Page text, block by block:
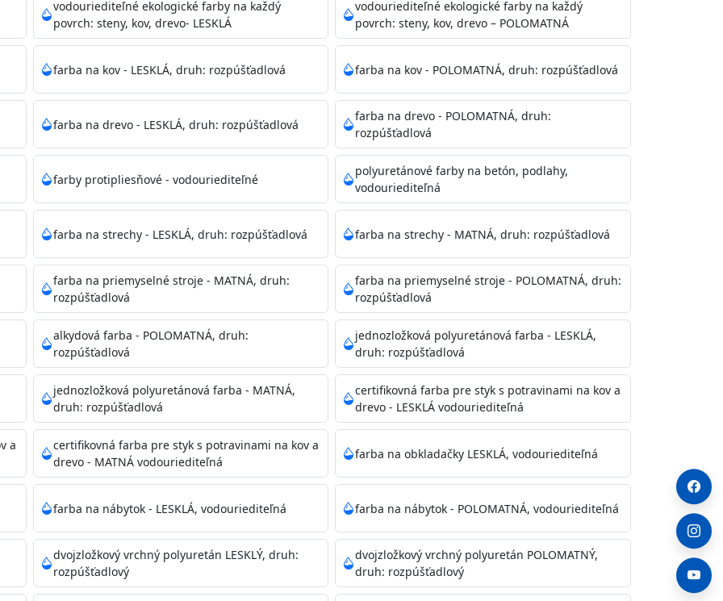
škôlky, telocvične, a samozrejme je
(trieda 2 podľa EN 13300) pri
povrchov. Má vynikajúcu kryciu schopnosť,
tónovať v bohatej škále odtieňov.
Pantone
spôsobu aplikácie. Dobre premiešajte a občas opakujte aj počas náteru. Naneste jednu
farba zasychá na dotyk po 30-60min./23°C po dokonalom preschnutí minimálne 3-
Doba schnutia je závislá na poveternostných podmienkach s vyššou vlhkosťou a nižšou
alebo pri relatívnej vlhkosti nad 80%.
na bezpečnú likvidáciu.
vodouriediteľné ekologické farby na každý
povrch: steny, kov, drevo- LESKLÁ
vodouriediteľné ekologické farby na každý
povrch: steny, kov, drevo – POLOMATNÁ
farba na kov - LESKLÁ, druh: rozpúšťadlová farba na kov - POLOMATNÁ, druh: rozpúšťadlová
farba na drevo - LESKLÁ, druh: rozpúšťadlová
farba na drevo - POLOMATNÁ, druh:
rozpúšťadlová
farby protipliesňové - vodouriediteľné
polyuretánové farby na betón, podlahy,
vodouriediteľná
farba na strechy - LESKLÁ, druh: rozpúšťadlová farba na strechy - MATNÁ, druh: rozpúšťadlová
farba na priemyselné stroje - MATNÁ, druh:
rozpúšťadlová
farba na priemyselné stroje - POLOMATNÁ, druh:
rozpúšťadlová
alkydová farba - POLOMATNÁ, druh:
rozpúšťadlová
jednozložková polyuretánová farba - LESKLÁ,
druh: rozpúšťadlová
jednozložková polyuretánová farba - MATNÁ,
druh: rozpúšťadlová
certifikovná farba pre styk s potravinami na kov a
drevo - LESKLÁ vodouriediteľná
a
certifikovná farba pre styk s potravinami na kov a
drevo - MATNÁ vodouriediteľná
farba na obkladačky LESKLÁ, vodouriediteľná
farba na nábytok - LESKLÁ, vodouriediteľná farba na nábytok - POLOMATNÁ, vodouriediteľná
dvojzložkový vrchný polyuretán LESKLÝ, druh:
rozpúšťadlový
dvojzložkový vrchný polyuretán POLOMATNÝ,
druh: rozpúšťadlový